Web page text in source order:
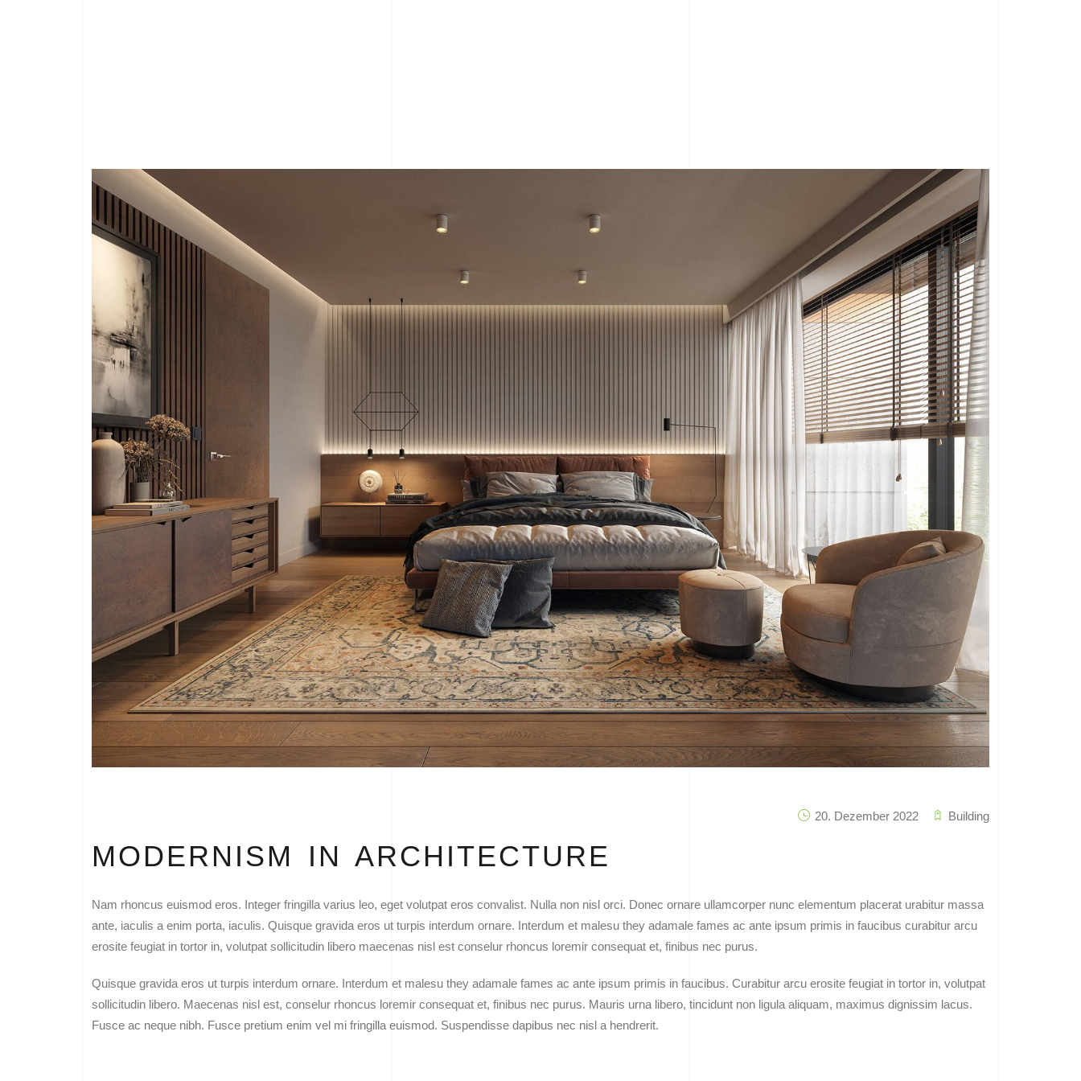
20. Dezember 2022 Building
MODERNISM IN ARCHITECTURE
Nam rhoncus euismod eros. Integer fringilla varius leo, eget volutpat eros convalist. Nulla non nisl orci. Donec ornare ullamcorper nunc elementum placerat urabitur massa
ante, iaculis a enim porta, iaculis. Quisque gravida eros ut turpis interdum ornare. Interdum et malesu they adamale fames ac ante ipsum primis in faucibus curabitur arcu
erosite feugiat in tortor in, volutpat sollicitudin libero maecenas nisl est conselur rhoncus loremir consequat et, finibus nec purus.
Quisque gravida eros ut turpis interdum ornare. Interdum et malesu they adamale fames ac ante ipsum primis in faucibus. Curabitur arcu erosite feugiat in tortor in, volutpat
sollicitudin libero. Maecenas nisl est, conselur rhoncus loremir consequat et, finibus nec purus. Mauris urna libero, tincidunt non ligula aliquam, maximus dignissim lacus.
Fusce ac neque nibh. Fusce pretium enim vel mi fringilla euismod. Suspendisse dapibus nec nisl a hendrerit.